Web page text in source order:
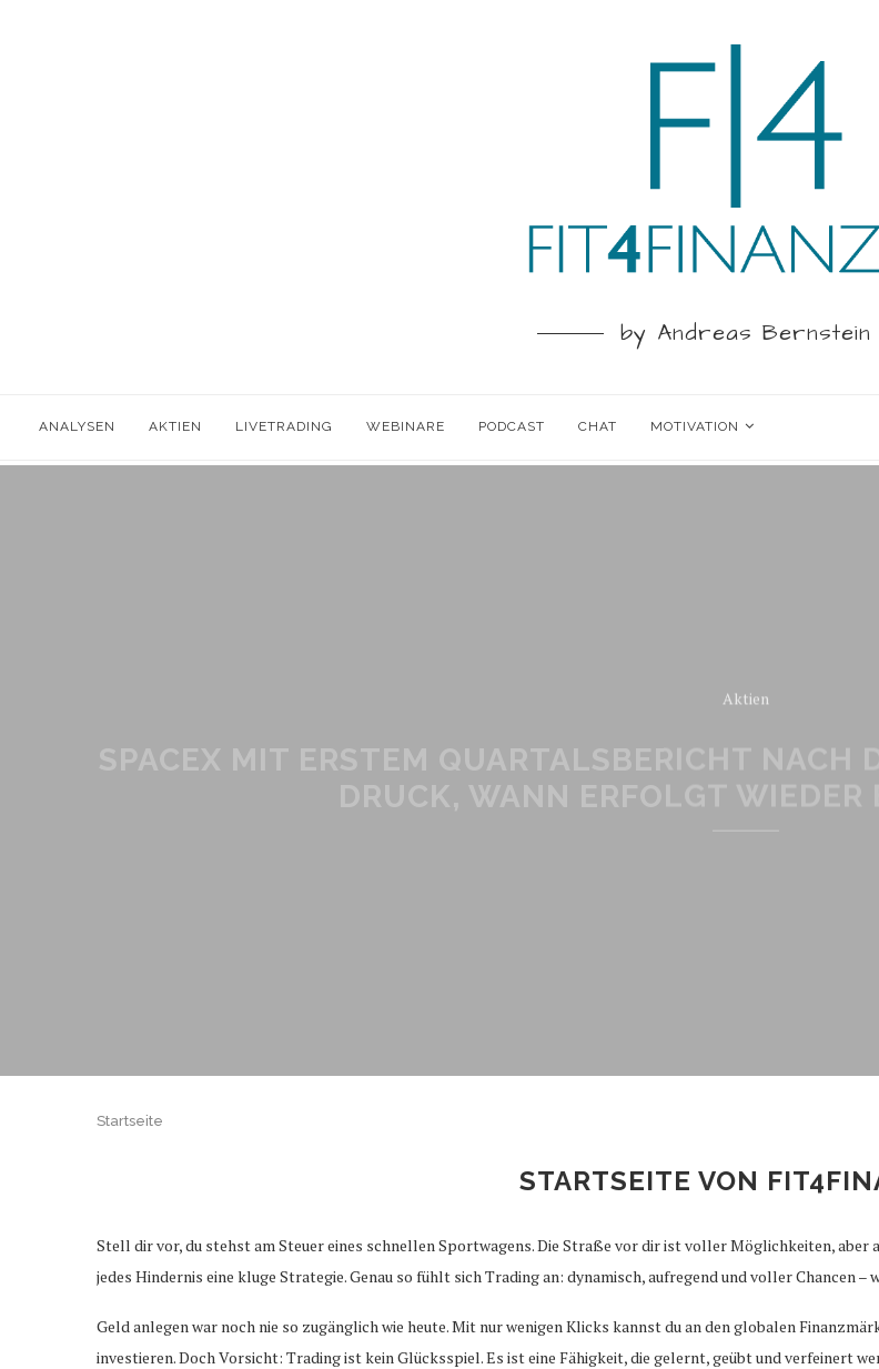
by Andreas Bernstein
ANALYSEN AKTIEN LIVETRADING WEBINARE PODCAST CHAT MOTIVATION
Aktien
Startseite
STARTSEITE VON
Stell dir vor, du stehst am Steuer eines schnellen Sportwagens. Die Straße vor dir ist voller Möglichkeiten, aber
jedes Hindernis eine kluge Strategie. Genau so fühlt sich Trading an: dynamisch, aufregend und voller Chancen –
Geld anlegen war noch nie so zugänglich wie heute. Mit nur wenigen Klicks kannst du an den globalen
investieren. Doch Vorsicht: Trading ist kein Glücksspiel. Es ist eine Fähigkeit, die gelernt, geübt und verfeinert